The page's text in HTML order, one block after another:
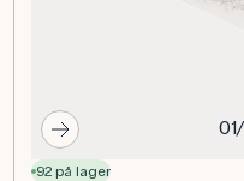
92 på lager